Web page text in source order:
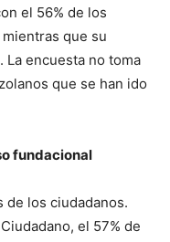
el 56% de los
que su
La encuesta no toma
que se han ido
fundacional
de los ciudadanos.
el 57% de